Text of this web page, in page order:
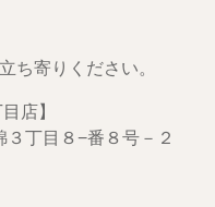
ち寄りください。
店】
丁目８−番８号－２